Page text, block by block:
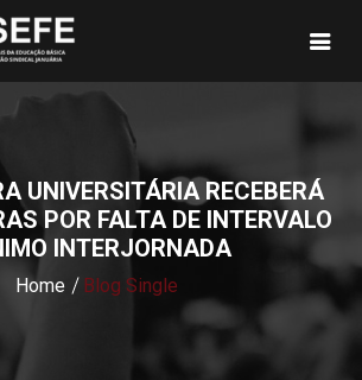
UNIVERSITÁRIA RECEBERÁ
POR FALTA DE INTERVALO
INTERJORNADA
Home Blog Single